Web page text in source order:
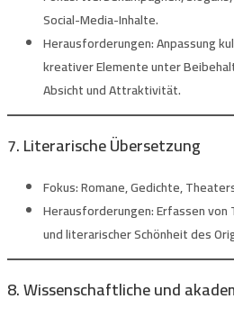
Social-Media-Inhalte.
Herausforderungen:Anpassung
kreativer Elemente unter
Absicht und Attraktivität.
7. Literarische Übersetzung
Fokus:Romane, Gedichte,
Herausforderungen:Erfassen von
und literarischer Schönheit des
8. Wissenschaftliche und